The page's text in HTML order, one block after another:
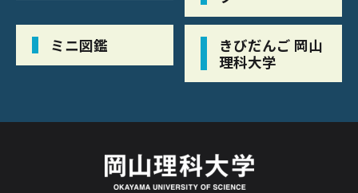
ミニ図鑑
きびだんご 岡山
理科大学